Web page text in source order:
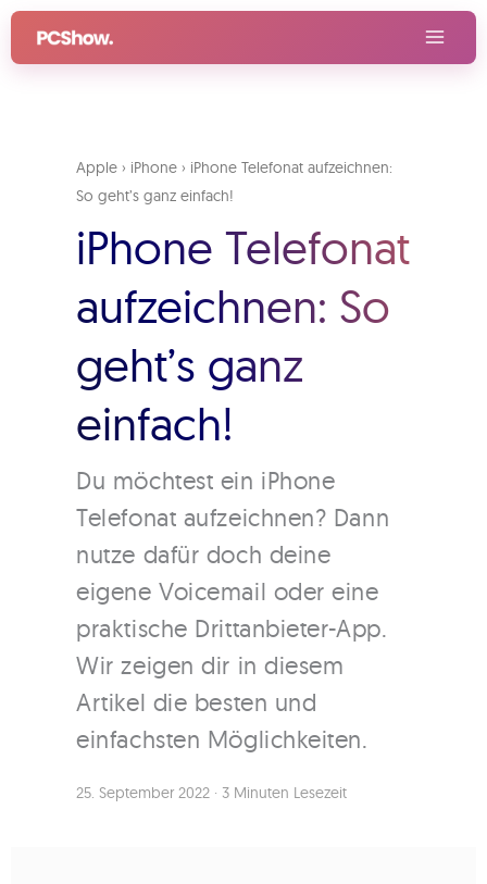
Zum
Inhalt
Apple › iPhone › iPhone Telefonat aufzeichnen:
So geht’s ganz einfach!
iPhone Telefonat
aufzeichnen: So
geht’s ganz
einfach!
Du möchtest ein iPhone
Telefonat aufzeichnen? Dann
nutze dafür doch deine
eigene Voicemail oder eine
praktische Drittanbieter-App.
Wir zeigen dir in diesem
Artikel die besten und
einfachsten Möglichkeiten.
25. September 2022 · 3 Minuten Lesezeit